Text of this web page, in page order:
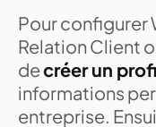
Pour configurer
Relation Client
decréer un
informations
entreprise.